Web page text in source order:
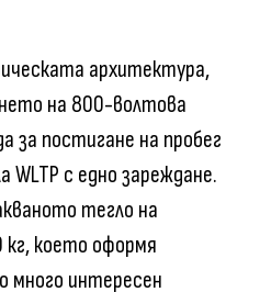
архитектура,
на 800-волтова
за постигане на пробег
WLTP с едно зареждане.
тегло на
кг, което оформя
много интересен